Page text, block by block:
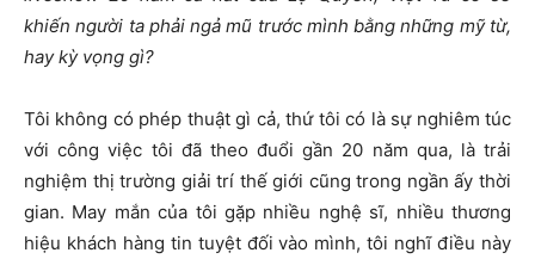
khiến người ta phải ngả mũ trước mình bằng những mỹ từ,
hay kỳ vọng gì?
Tôi không có phép thuật gì cả, thứ tôi có là sự nghiêm túc
với công việc tôi đã theo đuổi gần 20 năm qua, là trải
nghiệm thị trường giải trí thế giới cũng trong ngần ấy thời
gian. May mắn của tôi gặp nhiều nghệ sĩ, nhiều thương
hiệu khách hàng tin tuyệt đối vào mình, tôi nghĩ điều này